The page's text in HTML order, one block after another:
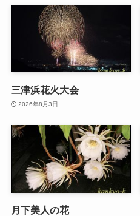
三津浜花火大会
2026年8月3日
月下美人の花